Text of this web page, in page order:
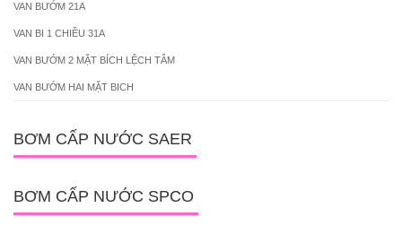
VAN BƯỚM 21A
VAN BI 1 CHIỀU 31A
VAN BƯỚM 2 MẶT BÍCH LỆCH TÂM
VAN BƯỚM HAI MẶT BICH
BƠM CẤP NƯỚC SAER
BƠM CẤP NƯỚC SPCO